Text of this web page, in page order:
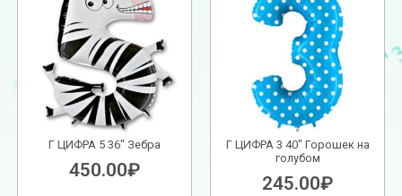
Г ЦИФРА 5 36″ Зебра
450.00₽
Г ЦИФРА 3 40″ Горошек на
голубом
245.00₽